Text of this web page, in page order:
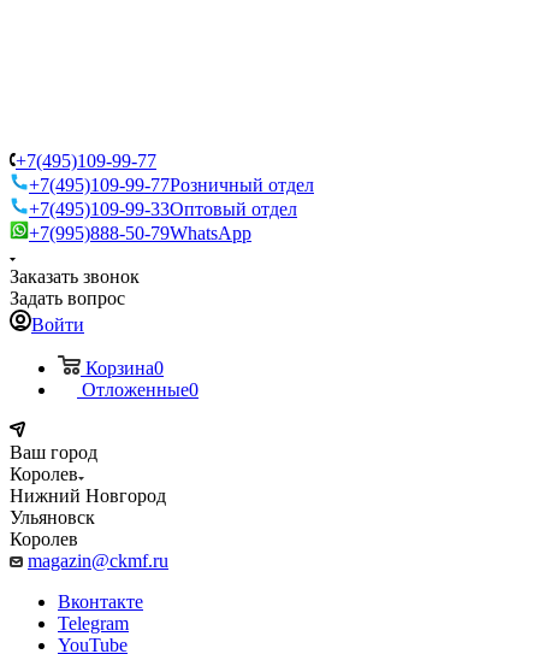
+7(495)109-99-77
+7(495)109-99-77Розничный отдел
+7(495)109-99-33Оптовый отдел
+7(995)888-50-79WhatsApp
Заказать звонок
Задать вопрос
Войти
Корзина0
Отложенные0
Ваш город
Королев
Нижний Новгород
Ульяновск
Королев
magazin@ckmf.ru
Вконтакте
Telegram
YouTube